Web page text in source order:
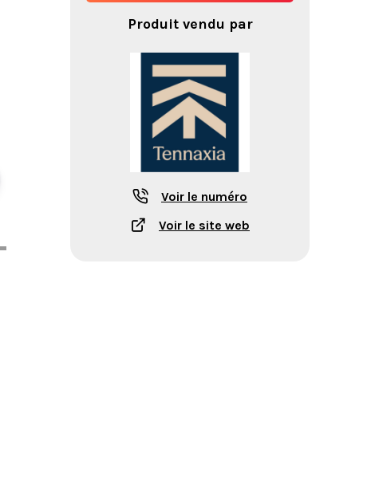
Produit vendu par
Voir le numéro
Voir le site web